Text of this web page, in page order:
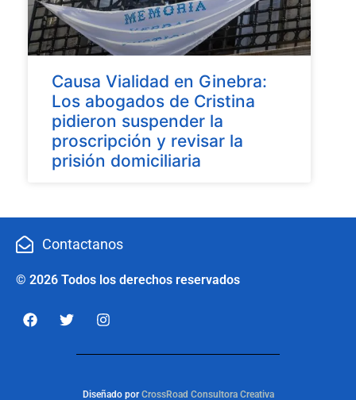
Causa Vialidad en Ginebra:
Los abogados de Cristina
pidieron suspender la
proscripción y revisar la
prisión domiciliaria
Contactanos
© 2026 Todos los derechos reservados
Diseñado porCrossRoad Consultora Creativa